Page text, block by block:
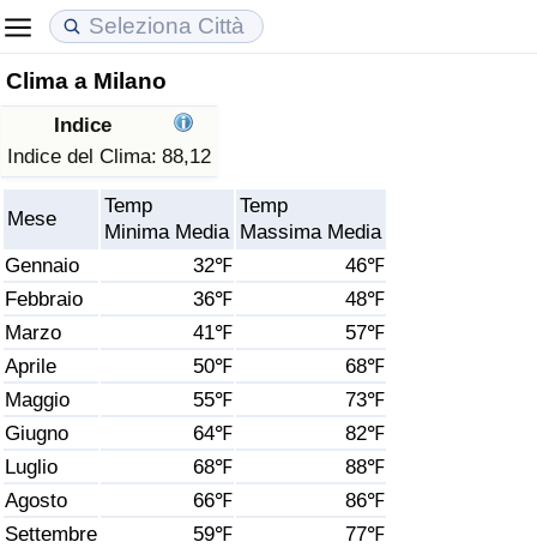
Clima a Milano
Indice
Indice del Clima: 88,12
Mese
Temp
Minima Media
Temp
Massima Media
Gennaio
32℉
46℉
Febbraio
36℉
48℉
Marzo
41℉
57℉
Aprile
50℉
68℉
Maggio
55℉
73℉
Giugno
64℉
82℉
Luglio
68℉
88℉
Agosto
66℉
86℉
Settembre
59℉
77℉
Costo della vita
Indice Del Costo Della Vita (corrente)
Indice Del Costo Della Vita
Indice del Costo della Vita per Nazione
ad Aqaba
Prezzi degli immobili
Indice del Prezzo delle Case (Corrente)
Indice del Prezzo delle Case
Indice del Prezzo delle Case per Nazione
Qualità della Vita
Indice della Qualità della Vita
Indice della Qualità della Vita (Corrente)
Indice della qualità della vita per Paese
Criminalità
Indice del Tasso di Criminalità (Corrente)
Indice della Criminalità
Indice di criminalità per paese